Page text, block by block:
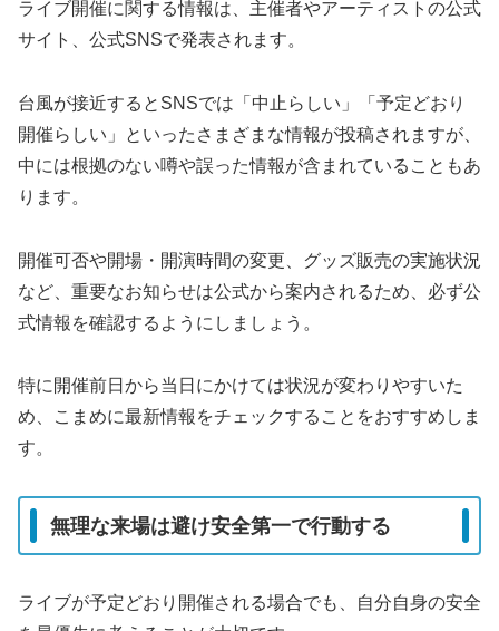
ライブ開催に関する情報は、主催者やアーティストの公式
サイト、公式SNSで発表されます。
台風が接近するとSNSでは「中止らしい」「予定どおり
開催らしい」といったさまざまな情報が投稿されますが、
中には根拠のない噂や誤った情報が含まれていることもあ
ります。
開催可否や開場・開演時間の変更、グッズ販売の実施状況
など、重要なお知らせは公式から案内されるため、必ず公
式情報を確認するようにしましょう。
特に開催前日から当日にかけては状況が変わりやすいた
め、こまめに最新情報をチェックすることをおすすめしま
す。
無理な来場は避け安全第一で行動する
ライブが予定どおり開催される場合でも、自分自身の安全